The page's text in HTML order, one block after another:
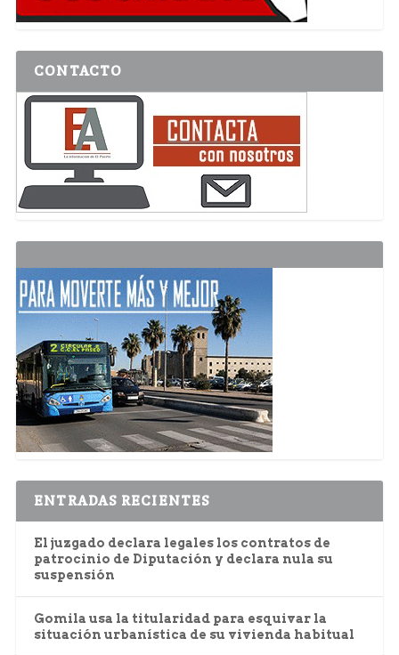
CONTACTO
ENTRADAS RECIENTES
El juzgado declara legales los contratos de
patrocinio de Diputación y declara nula su
suspensión
Gomila usa la titularidad para esquivar la
situación urbanística de su vivienda habitual